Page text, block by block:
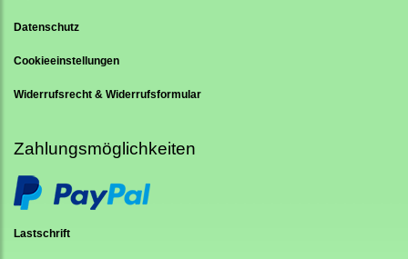
Datenschutz
Cookieeinstellungen
Widerrufsrecht & Widerrufsformular
Zahlungsmöglichkeiten
Lastschrift